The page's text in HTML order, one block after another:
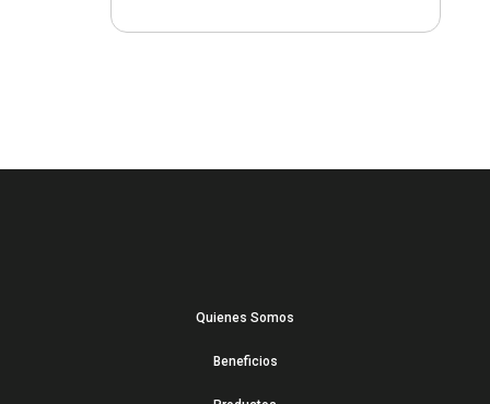
Quienes Somos
Beneficios